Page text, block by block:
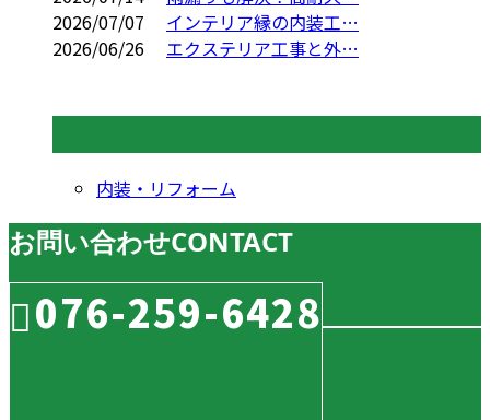
2026/07/07
インテリア縁の内装工…
2026/06/26
エクステリア工事と外…
内装・リフォーム
お問い合わせCONTACT
076-259-6428